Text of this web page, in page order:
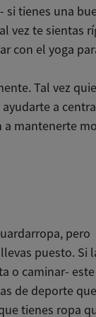
si tienes una
vez te sientas
con el yoga
Tal vez
a
mantenerte
pero
puesto. Si
o caminar-
de deporte
tienes ropa